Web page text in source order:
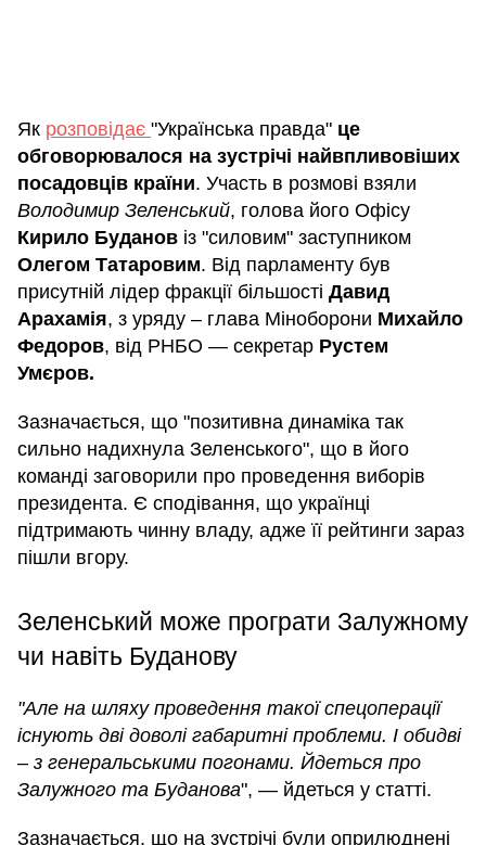
Як розповідає "Українська правда" це
обговорювалося на зустрічі найвпливовіших
посадовців країни. Участь в розмові взяли
Володимир Зеленський, голова його Офісу
Кирило Буданов із "силовим" заступником
Олегом Татаровим. Від парламенту був
присутній лідер фракції більшості Давид
Арахамія, з уряду – глава Міноборони Михайло
Федоров, від РНБО — секретар Рустем
Умєров.
Зазначається, що "позитивна динаміка так
сильно надихнула Зеленського", що в його
команді заговорили про проведення виборів
президента. Є сподівання, що українці
підтримають чинну владу, адже її рейтинги зараз
пішли вгору.
Зеленський може програти Залужному
чи навіть Буданову
"Але на шляху проведення такої спецоперації
існують дві доволі габаритні проблеми. І обидві
– з генеральськими погонами. Йдеться про
Залужного та Буданова", — йдеться у статті.
Зазначається, що на зустрічі були оприлюднені